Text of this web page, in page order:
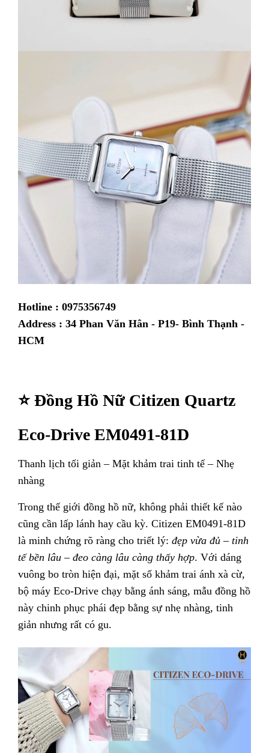
Hotline : 0975356749
Address : 34 Phan Văn Hân - P19- Bình Thạnh -
HCM
⭐ Đồng Hồ Nữ Citizen Quartz
Eco-Drive EM0491-81D
Thanh lịch tối giản – Mặt khảm trai tinh tế – Nhẹ
nhàng
Trong thế giới đồng hồ nữ, không phải thiết kế nào
cũng cần lấp lánh hay cầu kỳ. Citizen EM0491-81D
là minh chứng rõ ràng cho triết lý: đẹp vừa đủ – tinh
tế bền lâu – đeo càng lâu càng thấy hợp. Với dáng
vuông bo tròn hiện đại, mặt số khảm trai ánh xà cừ,
bộ máy Eco-Drive chạy bằng ánh sáng, mẫu đồng hồ
này chinh phục phái đẹp bằng sự nhẹ nhàng, tinh
giản nhưng rất có gu.